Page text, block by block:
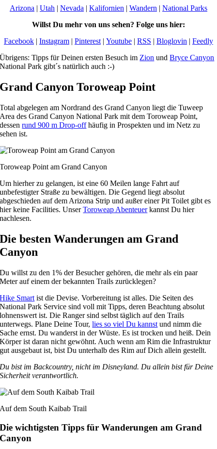
Arizona | Utah | Nevada | Kalifornien | Wandern | National Parks
Willst Du mehr von uns sehen? Folge uns hier:
Facebook | Instagram | Pinterest | Youtube | RSS | Bloglovin | Feedly
Übrigens: Tipps für Deinen ersten Besuch im Zion undBryce Canyon
National Park gibt´s natürlich auch :-)
Grand Canyon Toroweap Point
Total abgelegen am Nordrand des Grand Canyon liegt die Tuweep
Area des Grand Canyon National Park mit dem Toroweap Point,
dessenrund 900 m Drop-offhäufig in Prospekten und im Netz zu
sehen ist.
Toroweap Point am Grand Canyon
Um hierher zu gelangen, ist eine 60 Meilen lange Fahrt auf
unbefestigter Straße zu bewältigen. Die Gegend liegt absolut
abgeschieden auf dem Arizona Strip und außer einer Pit Toilet gibt es
hier keine Facilities. UnserToroweap Abenteuerkannst Du hier
nachlesen.
Die besten Wanderungen am Grand
Canyon
Du willst zu den 1% der Besucher gehören, die mehr als ein paar
Meter auf einem der bekannten Trails zurücklegen?
Hike Smart ist die Devise. Vorbereitung ist alles. Die Seiten des
National Park Service sind voll mit Tipps, deren Beachtung absolut
lohnenswert ist. Die Ranger sind selbst täglich auf den Trails
unterwegs. Plane Deine Tour,lies so viel Du kannst und nimm die
Sache ernst. Du wanderst in der Wüste. Es ist trocken und heiß. Dein
Körper ist daran nicht gewöhnt. Auch wenn am Rim die Infrastruktur
gut ausgebaut ist, bist Du unterhalb des Rim auf Dich allein gestellt.
Du bist im Backcountry, nicht im Disneyland. Du allein bist für Deine
Sicherheit verantwortlich.
Auf dem South Kaibab Trail
Die wichtigsten Tipps für Wanderungen am Grand
Canyon